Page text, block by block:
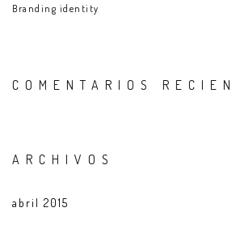
Branding identity
COMENTARIOS
ARCHIVOS
abril 2015